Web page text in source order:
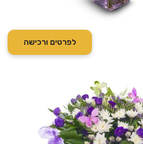
לפרטים ורכישה